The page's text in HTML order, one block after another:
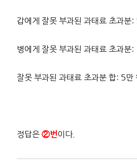
갑에게 잘못 부과된 과태료 초과분:
병에게 잘못 부과된 과태료 초과분:
잘못 부과된 과태료 초과분 합: 5
정답은②번 이다.